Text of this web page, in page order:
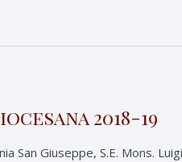
2018-19
Giuseppe, S.E. Mons.